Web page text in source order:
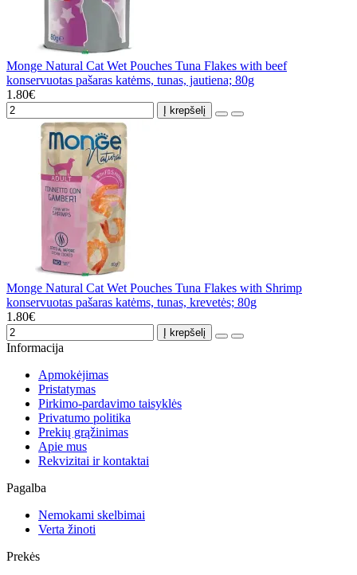
Monge Natural Cat Wet Pouches Tuna Flakes with beef
konservuotas pašaras katėms, tunas, jautiena; 80g
1.80€
Į krepšelį
Monge Natural Cat Wet Pouches Tuna Flakes with Shrimp
konservuotas pašaras katėms, tunas, krevetės; 80g
1.80€
Į krepšelį
Informacija
Apmokėjimas
Pristatymas
Pirkimo-pardavimo taisyklės
Privatumo politika
Prekių grąžinimas
Apie mus
Rekvizitai ir kontaktai
Pagalba
Nemokami skelbimai
Verta žinoti
Prekės